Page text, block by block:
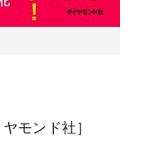
モンド社］